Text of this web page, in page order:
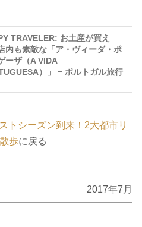
TRAVELER: お土産が買え
内も素敵な「ア・ヴィーダ・ポ
ーザ（A VIDA
）」 − ポルトガル旅行
トシーズン到来！2大都市リ
歩に戻る
2017年7月